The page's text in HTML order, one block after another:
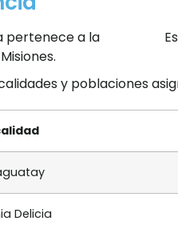
pertenece a la
y poblaciones
Delicia